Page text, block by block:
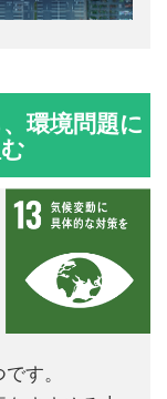
環境問題に
す。